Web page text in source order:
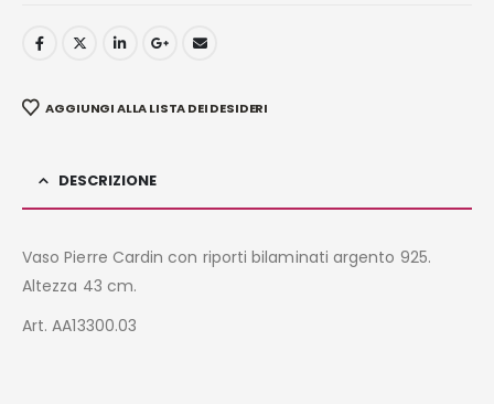
AGGIUNGI ALLA LISTA DEI DESIDERI
DESCRIZIONE
Vaso Pierre Cardin con riporti bilaminati argento 925.
Altezza 43 cm.
Art. AA13300.03